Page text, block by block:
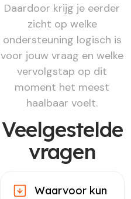
Daardoor krijg je eerder
zicht op welke
ondersteuning logisch is
voor jouw vraag en welke
vervolgstap op dit
moment het meest
haalbaar voelt.
Veelgestelde
vragen
Waarvoor kun